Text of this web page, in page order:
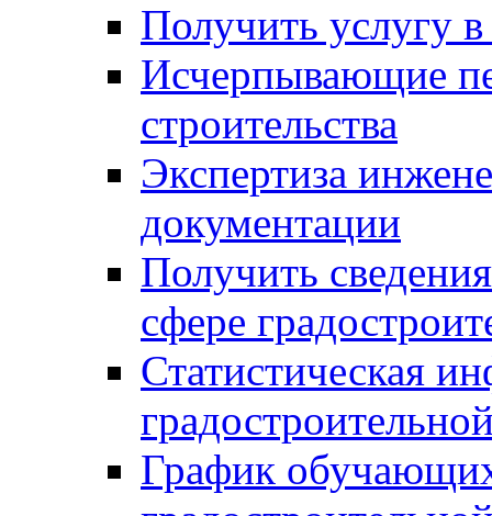
Получить услугу в
Исчерпывающие
строительства
Экспертиза
документации
Получить
сфере
Статистическая
График